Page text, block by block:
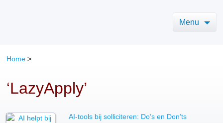
Menu
Home >
‘LazyApply’
AI-tools bij solliciteren: Do’s en Don’ts